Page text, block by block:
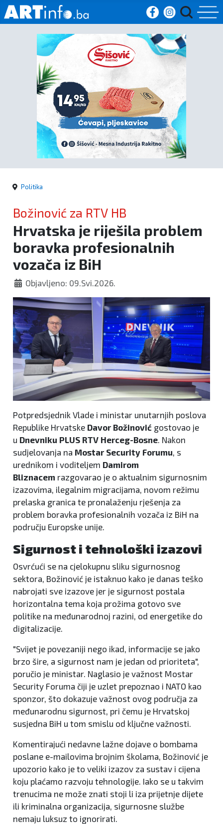
Početna
Vijesti
Sport
Kultura
Crna
kronika
Politika
Zanimljivosti
Politika
Božinović za RTV HB
Hrvatska je riješila problem
boravka profesionalnih
vozača iz BiH
Objavljeno: 09.Svi.2026.
Potpredsjednik Vlade i ministar unutarnjih poslova
Republike Hrvatske Davor Božinović gostovao je
u Dnevniku PLUS RTV Herceg-Bosne . Nakon
sudjelovanja na Mostar Security Forumu , s
urednikom i voditeljem Damirom
Bliznacem razgovarao je o aktualnim sigurnosnim
izazovima, ilegalnim migracijama, novom režimu
prelaska granica te pronalaženju rješenja za
problem boravka profesionalnih vozača iz BiH na
području Europske unije.
Sigurnost i tehnološki izazovi
Osvrćući se na cjelokupnu sliku sigurnosnog
sektora, Božinović je istaknuo kako je danas teško
nabrojati sve izazove jer je sigurnost postala
horizontalna tema koja prožima gotovo sve
politike na međunarodnoj razini, od energetike do
digitalizacije.
"Svijet je povezaniji nego ikad, informacije se jako
brzo šire, a sigurnost nam je jedan od prioriteta",
poručio je ministar. Naglasio je važnost Mostar
Security Foruma čiji je uzlet prepoznao i NATO kao
sponzor, što dokazuje važnost ovog područja za
međunarodnu sigurnost, pri čemu je Hrvatskoj
susjedna BiH u tom smislu od ključne važnosti.
Komentirajući nedavne lažne dojave o bombama
poslane e-mailovima brojnim školama, Božinović je
upozorio kako je to veliki izazov za sustav i cijena
koju plaćamo razvoju tehnologije. Iako se u takvim
trenucima ne može znati stoji li iza prijetnje dijete
ili kriminalna organizacija, sigurnosne službe
nemaju luksuz to ignorirati.